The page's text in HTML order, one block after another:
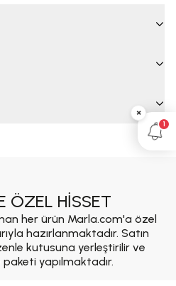
ÖZEL HİSSET
her ürün Marla.com'a özel
hazırlanmaktadır. Satın
kutusuna yerleştirilir ve
yapılmaktadır.
×
1